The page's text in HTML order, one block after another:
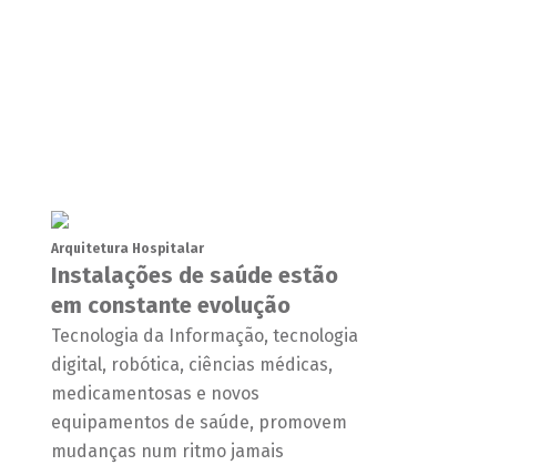
Arquitetura Hospitalar
Instalações de saúde estão
em constante evolução
Tecnologia da Informação, tecnologia
digital, robótica, ciências médicas,
medicamentosas e novos
equipamentos de saúde, promovem
mudanças num ritmo jamais